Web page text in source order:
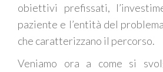
obiettivi prefissati,
paziente e l’entità del
che caratterizzano il percorso.
Veniamo ora a come si